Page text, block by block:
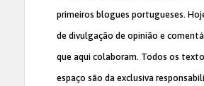
primeiros blogues portugueses.
de divulgação de opinião e
que aqui colaboram. Todos os
espaço são da exclusiva